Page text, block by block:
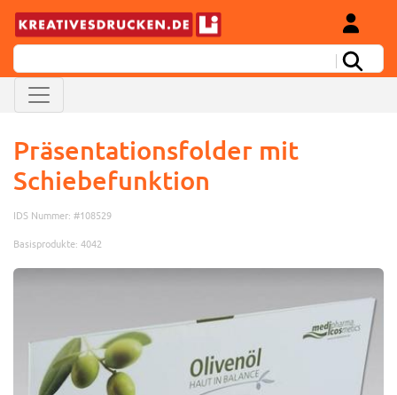
Präsentationsfolder mit
Schiebefunktion
IDS Nummer: #108529
Basisprodukte: 4042